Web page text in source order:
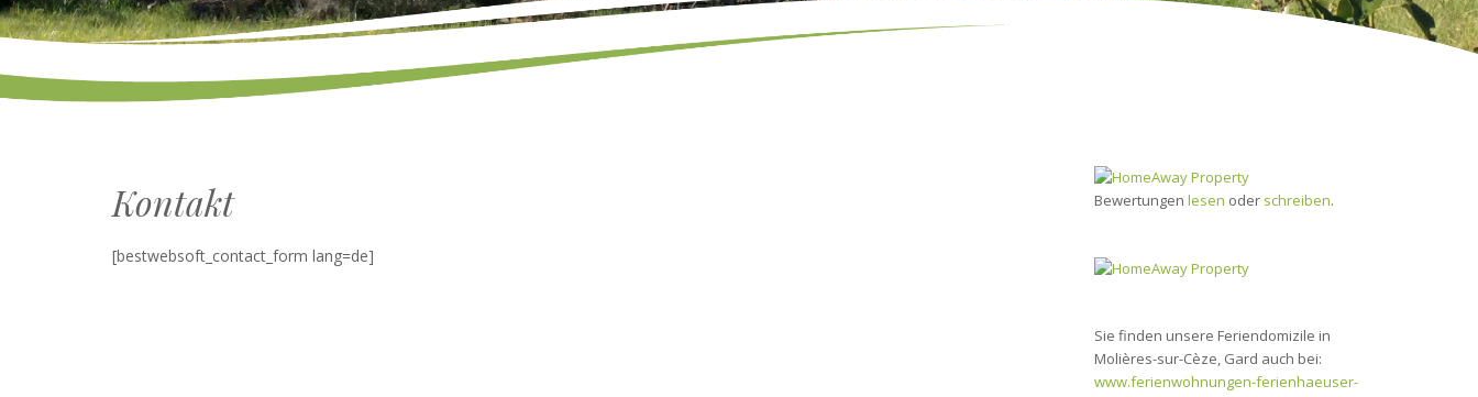
Kontakt
[bestwebsoft_contact_form lang=de]
Bewertungen lesen oder schreiben.
Sie finden unsere Feriendomizile in
Molières-sur-Cèze, Gard auch bei:
www.ferienwohnungen-ferienhaeuser-